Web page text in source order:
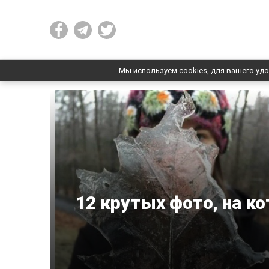
Мы используем cookies, для вашего
12 крутых фото, на